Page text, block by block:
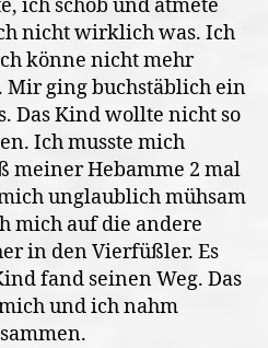
ich schob und atmete
nicht wirklich was. Ich
könne nicht mehr
Mir ging buchstäblich ein
Das Kind wollte nicht so
Ich musste mich
meiner Hebamme 2 mal
unglaublich mühsam
mich auf die andere
in den Vierfüßler. Es
fand seinen Weg. Das
und ich nahm